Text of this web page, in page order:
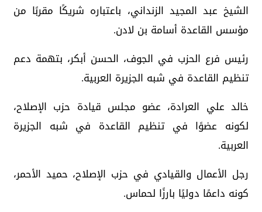
الشيخ عبد المجيد الزنداني، باعتباره شريكًا مقربًا من
مؤسس القاعدة أسامة بن لادن.
رئيس فرع الحزب في الجوف، الحسن أبكر، بتهمة دعم
تنظيم القاعدة في شبه الجزيرة العربية.
خالد علي العرادة، عضو مجلس قيادة حزب الإصلاح،
لكونه عضوًا في تنظيم القاعدة في شبه الجزيرة
العربية.
رجل الأعمال والقيادي في حزب الإصلاح، حميد الأحمر،
كونه داعمًا دوليًا بارزًا لحماس.